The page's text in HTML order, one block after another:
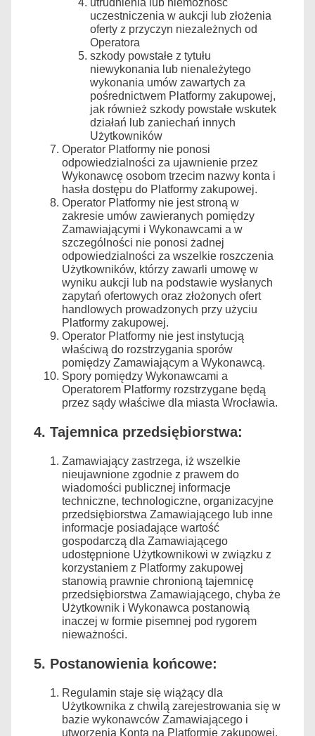
uczestniczenia w aukcji lub złożenia
oferty z przyczyn niezależnych od
Operatora
szkody powstałe z tytułu
niewykonania lub nienależytego
wykonania umów zawartych za
pośrednictwem Platformy zakupowej,
jak również szkody powstałe wskutek
działań lub zaniechań innych
Użytkowników
Operator Platformy nie ponosi
odpowiedzialności za ujawnienie przez
Wykonawcę osobom trzecim nazwy konta i
hasła dostępu do Platformy zakupowej.
Operator Platformy nie jest stroną w
zakresie umów zawieranych pomiędzy
Zamawiającymi i Wykonawcami a w
szczególności nie ponosi żadnej
odpowiedzialności za wszelkie roszczenia
Użytkowników, którzy zawarli umowę w
wyniku aukcji lub na podstawie wysłanych
zapytań ofertowych oraz złożonych ofert
handlowych prowadzonych przy użyciu
Platformy zakupowej.
Operator Platformy nie jest instytucją
właściwą do rozstrzygania sporów
pomiędzy Zamawiającym a Wykonawcą.
Spory pomiędzy Wykonawcami a
Operatorem Platformy rozstrzygane będą
przez sądy właściwe dla miasta Wrocławia.
4. Tajemnica przedsiębiorstwa:
Zamawiający zastrzega, iż wszelkie
nieujawnione zgodnie z prawem do
wiadomości publicznej informacje
techniczne, technologiczne, organizacyjne
przedsiębiorstwa Zamawiającego lub inne
informacje posiadające wartość
gospodarczą dla Zamawiającego
udostępnione Użytkownikowi w związku z
korzystaniem z Platformy zakupowej
stanowią prawnie chronioną tajemnicę
przedsiębiorstwa Zamawiającego, chyba że
Użytkownik i Wykonawca postanowią
inaczej w formie pisemnej pod rygorem
nieważności.
5. Postanowienia końcowe:
Regulamin staje się wiążący dla
Użytkownika z chwilą zarejestrowania się w
bazie wykonawców Zamawiającego i
utworzenia Konta na Platformie zakupowej.